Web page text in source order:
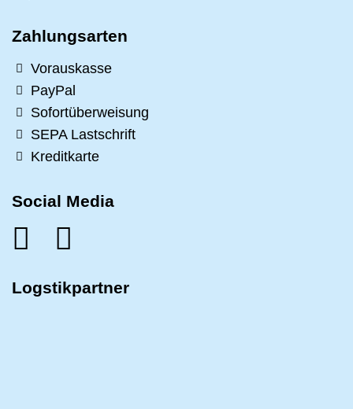
Zahlungsarten
Vorauskasse
PayPal
Sofortüberweisung
SEPA Lastschrift
Kreditkarte
Social Media
Logstikpartner